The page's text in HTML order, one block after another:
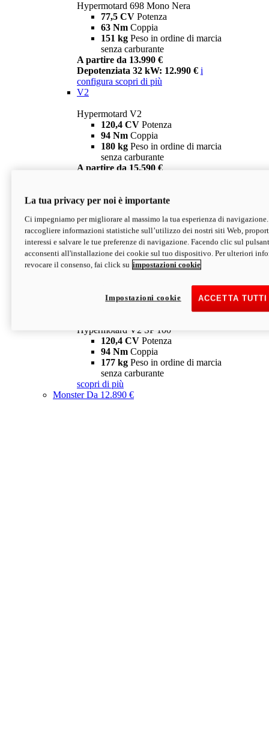
Hypermotard 698 Mono Nera
77,5 CV Potenza
63 Nm Coppia
151 kg Peso in ordine di marcia
senza carburante
A partire da 13.990 €
Depotenziata 32 kW: 12.990 € i
configura scopri di più
V2
Hypermotard V2
120,4 CV Potenza
94 Nm Coppia
180 kg Peso in ordine di marcia
senza carburante
A partire da 15.590 €
V2 SP
Hypermotard V2 SP
120,4 CVPotenza
94 NmCoppia
177 kgPeso in ordine di marcia
senza carburante
Depotenziata 35 kW: 18.890 € i
configura scopri di più
Hypermotard V2 SP 100
120,4 CV Potenza
94 Nm Coppia
177 kg Peso in ordine di marcia
senza carburante
scopri di più
MonsterDa 12.890 €
La tua privacy per noi è importante
Ci impegniamo per migliorare al massimo la tua esperienza di
raccogliere informazioni statistiche sull’utilizzo dei nostri siti Web,
interessi e salvare le tue preferenze di navigazione. Facendo clic sul
acconsenti all'installazione dei cookie sul tuo dispositivo. Per ulteriori
revocare il consenso, fai click su impostazioni cookie
ACCETTA
Impostazioni cookie